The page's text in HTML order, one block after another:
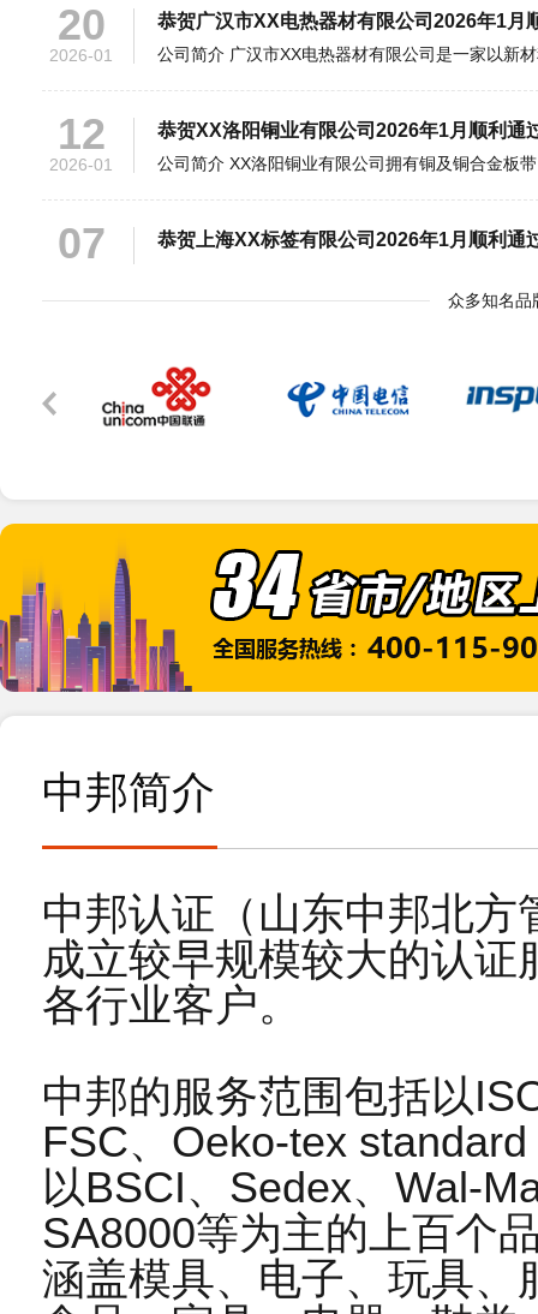
12
07
10 恭贺江苏XX农化股份有限公司2025年11月
07 恭贺天津XX科技有限公司2025年11月顺利
24
10
2025-10
恭贺山西XX新材料科技有限公司2025年10
2026-03
16 恭贺张家港市XX纺织有限公司2026年3月顺
03
2026-03
恭贺五莲XX制衣有限公司2026年3月顺利通
26
2026-02
09
2026-02
恭贺江西XX科技有限责任公司2026年2月顺
20 恭贺广汉市XX电热器材有限公司2026年1月
众多知名品
中邦简介
中邦认证（山东中邦北
成立较早规模较大的认
各行业客户。
中邦的服务范围包括以
FSC、Oeko-tex
以BSCI、Sedex、Wal-
SA8000等为主的上百个
涵盖模具、电子、玩具、